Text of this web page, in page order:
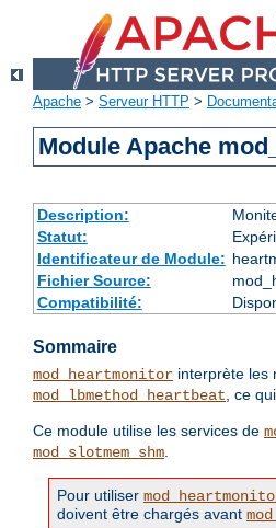
Apache > Serveur HTTP >
Module Apache
Description:
Statut:
Identificateur de Module:
Fichier Source:
Compatibilité:
Sommaire
mod_heartmonitor interprète les
mod_lbmethod_heartbeat, ce
Ce module utilise les services de
mod_slotmem_shm.
Pour utiliser
doivent être chargés avant